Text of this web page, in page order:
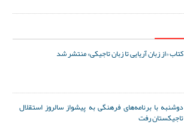
کتاب «از زبان آریایی تا زبان تاجیکی» منتشر شد
دوشنبه با برنامه‌های فرهنگی به پیشواز سالروز استقلال
تاجیکستان رفت